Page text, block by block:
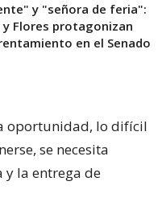
y "señora de feria":
y Flores protagonizan
en el Senado
oportunidad, lo difícil
se necesita
y la entrega de